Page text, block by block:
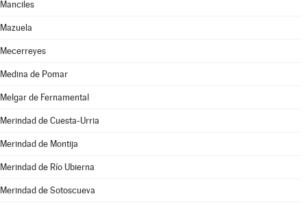
Manciles
Mazuela
Mecerreyes
Medina de Pomar
Melgar de Fernamental
Merindad de Cuesta-Urria
Merindad de Montija
Merindad de Río Ubierna
Merindad de Sotoscueva